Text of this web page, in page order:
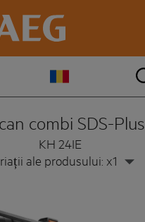
combi SDS-Plus
KH 24IE
ale produsului: x1